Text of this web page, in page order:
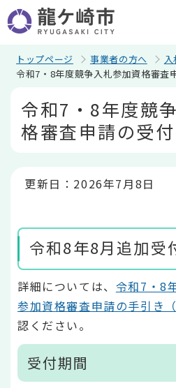
の
ペ
トップページ 事業者の方へ
令和7・8年度競争入札参加資格審査
令和7・8年度競
格審査申請の受
更新日：2026年7月8日
令和8年8月追加受
詳細については、 令和7・8
参加資格審査申請の手引き
認ください。
受付期間